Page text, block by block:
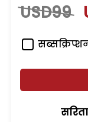
USD99